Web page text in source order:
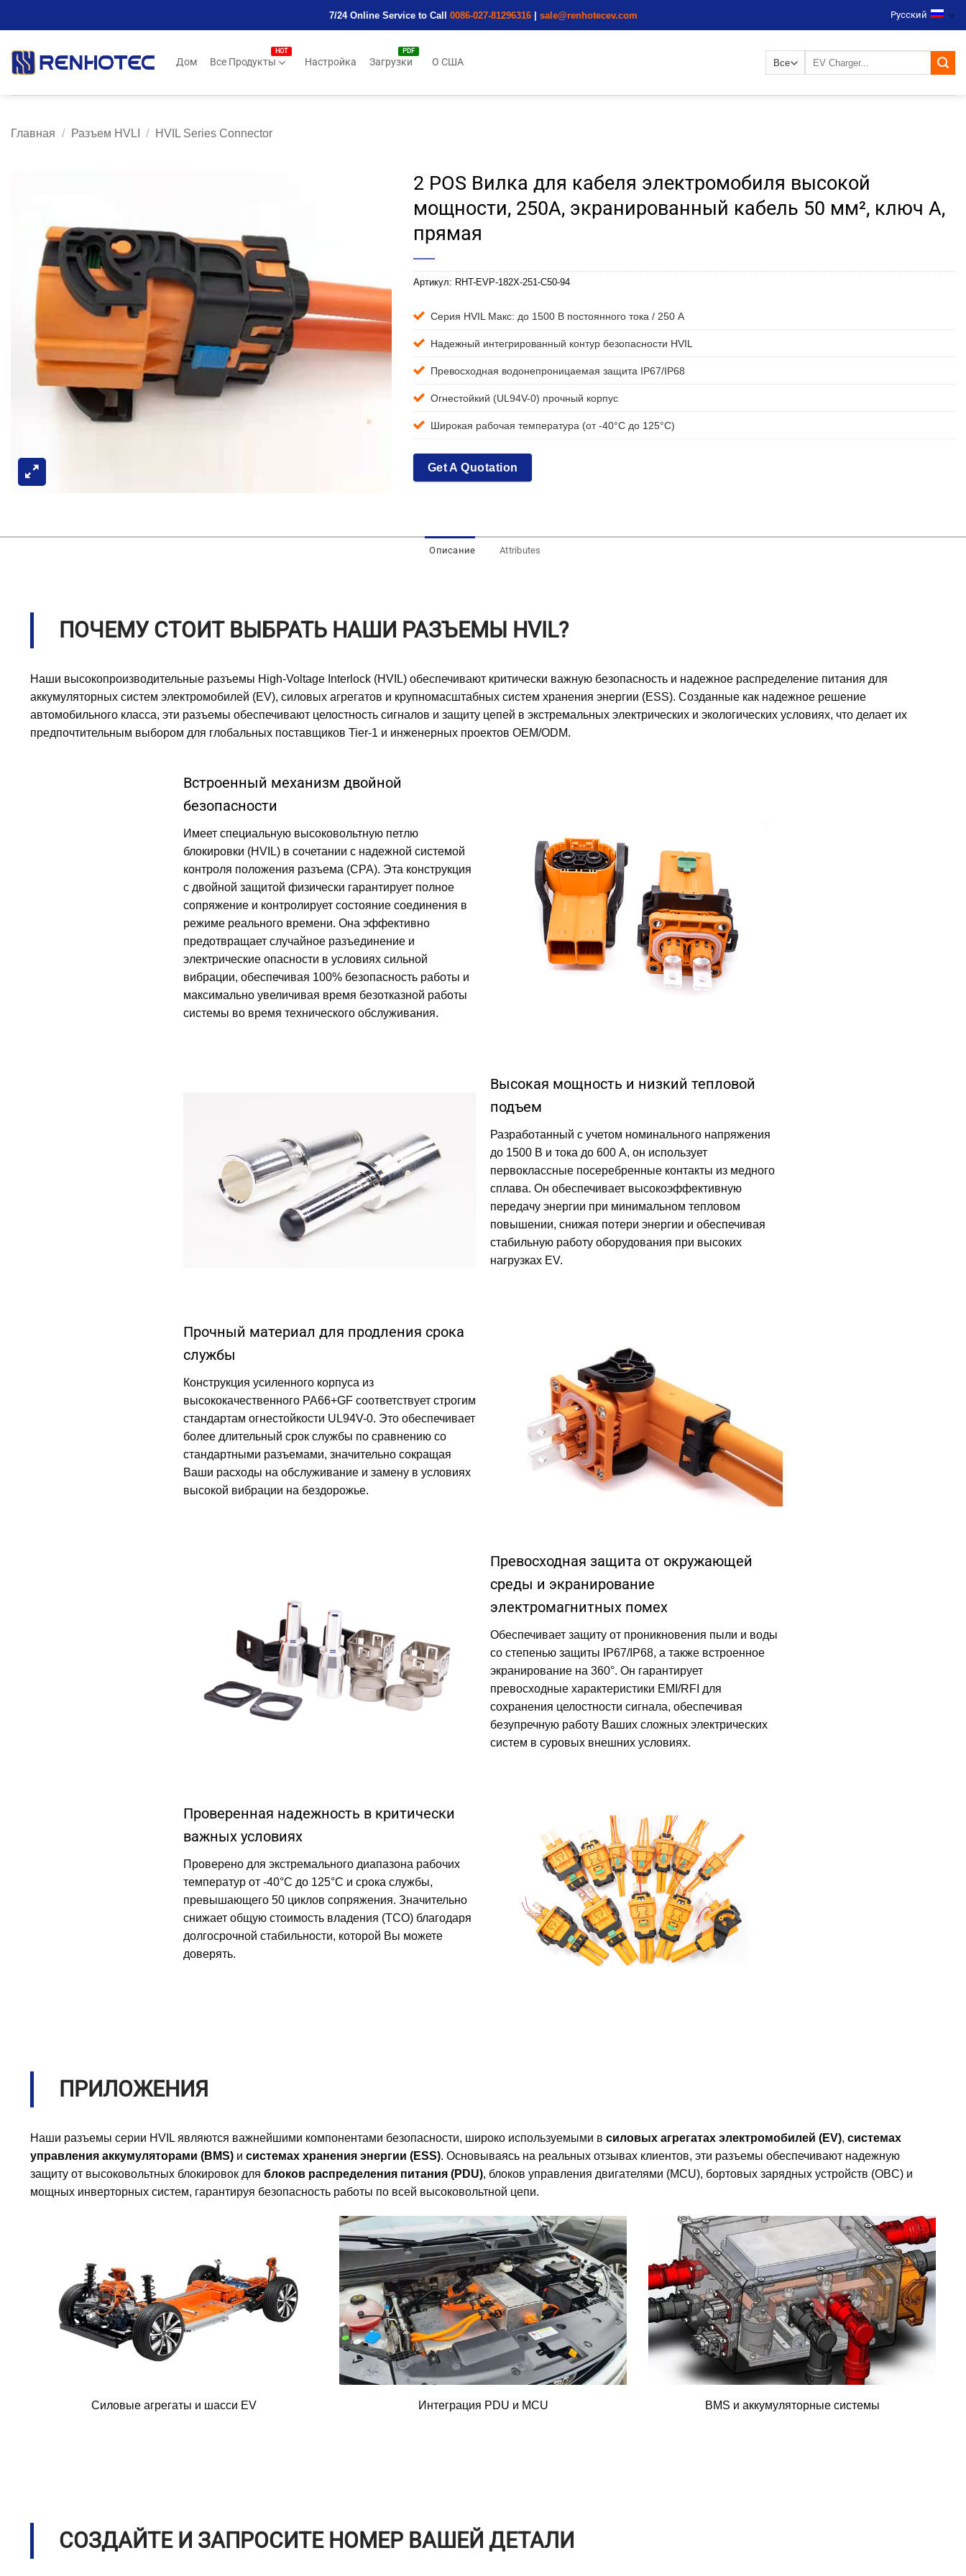
7/24 Online Service to Call 0086-027-81296316| sale@renhotecev.com Русский
Дом Все Продукты Настройка Загрузки О США
Главная / Разъем HVLI / HVIL Series Connector
2 POS Вилка для кабеля электромобиля высокой
мощности, 250A, экранированный кабель 50 мм², ключ A,
прямая
Артикул: RHT-EVP-182X-251-C50-94
Серия HVIL Макс: до 1500 В постоянного тока / 250 А
Надежный интегрированный контур безопасности HVIL
Превосходная водонепроницаемая защита IP67/IP68
Огнестойкий (UL94V-0) прочный корпус
Широкая рабочая температура (от -40°C до 125°C)
Get A Quotation
Описание Attributes
ПОЧЕМУ СТОИТ ВЫБРАТЬ НАШИ РАЗЪЕМЫ HVIL?
Наши высокопроизводительные разъемы High-Voltage Interlock (HVIL) обеспечивают критически важную безопасность и надежное распределение питания для
аккумуляторных систем электромобилей (EV), силовых агрегатов и крупномасштабных систем хранения энергии (ESS). Созданные как надежное решение
автомобильного класса, эти разъемы обеспечивают целостность сигналов и защиту цепей в экстремальных электрических и экологических условиях, что делает их
предпочтительным выбором для глобальных поставщиков Tier-1 и инженерных проектов OEM/ODM.
Встроенный механизм двойной
безопасности
Имеет специальную высоковольтную петлю
блокировки (HVIL) в сочетании с надежной системой
контроля положения разъема (CPA). Эта конструкция
с двойной защитой физически гарантирует полное
сопряжение и контролирует состояние соединения в
режиме реального времени. Она эффективно
предотвращает случайное разъединение и
электрические опасности в условиях сильной
вибрации, обеспечивая 100% безопасность работы и
максимально увеличивая время безотказной работы
системы во время технического обслуживания.
Высокая мощность и низкий тепловой
подъем
Разработанный с учетом номинального напряжения
до 1500 В и тока до 600 А, он использует
первоклассные посеребренные контакты из медного
сплава. Он обеспечивает высокоэффективную
передачу энергии при минимальном тепловом
повышении, снижая потери энергии и обеспечивая
стабильную работу оборудования при высоких
нагрузках EV.
Прочный материал для продления срока
службы
Конструкция усиленного корпуса из
высококачественного PA66+GF соответствует строгим
стандартам огнестойкости UL94V-0. Это обеспечивает
более длительный срок службы по сравнению со
стандартными разъемами, значительно сокращая
Ваши расходы на обслуживание и замену в условиях
высокой вибрации на бездорожье.
Превосходная защита от окружающей
среды и экранирование
электромагнитных помех
Обеспечивает защиту от проникновения пыли и воды
со степенью защиты IP67/IP68, а также встроенное
экранирование на 360°. Он гарантирует
превосходные характеристики EMI/RFI для
сохранения целостности сигнала, обеспечивая
безупречную работу Ваших сложных электрических
систем в суровых внешних условиях.
Проверенная надежность в критически
важных условиях
Проверено для экстремального диапазона рабочих
температур от -40°C до 125°C и срока службы,
превышающего 50 циклов сопряжения. Значительно
снижает общую стоимость владения (TCO) благодаря
долгосрочной стабильности, которой Вы можете
доверять.
ПРИЛОЖЕНИЯ
Наши разъемы серии HVIL являются важнейшими компонентами безопасности, широко используемыми в силовых агрегатах электромобилей (EV), системах
управления аккумуляторами (BMS) и системах хранения энергии (ESS). Основываясь на реальных отзывах клиентов, эти разъемы обеспечивают надежную
защиту от высоковольтных блокировок для блоков распределения питания (PDU), блоков управления двигателями (MCU), бортовых зарядных устройств (OBC) и
мощных инверторных систем, гарантируя безопасность работы по всей высоковольтной цепи.
Силовые агрегаты и шасси EV Интеграция PDU и MCU BMS и аккумуляторные системы
СОЗДАЙТЕ И ЗАПРОСИТЕ НОМЕР ВАШЕЙ ДЕТАЛИ